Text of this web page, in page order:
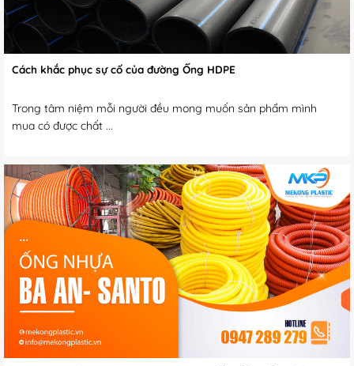
Cách khắc phục sự cố của đường Ống HDPE
Trong tâm niệm mỗi người đều mong muốn sản phẩm mình
mua có được chất ...